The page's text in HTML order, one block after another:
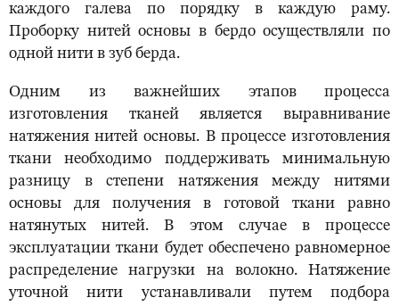
каждого галева по порядку в каждую раму.
Проборку нитей основы в бердо осуществляли по
одной нити в зуб берда.
Одним из важнейших этапов процесса
изготовления тканей является выравнивание
натяжения нитей основы. В процессе изготовления
ткани необходимо поддерживать минимальную
разницу в степени натяжения между нитями
основы для получения в готовой ткани равно
натянутых нитей. В этом случае в процессе
эксплуатации ткани будет обеспечено равномерное
распределение нагрузки на волокно. Натяжение
уточной нити устанавливали путем подбора